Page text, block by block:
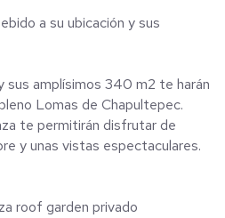
a su ubicación y sus
sus amplísimos 340 m2 te harán
Lomas de Chapultepec.
te permitirán disfrutar de
y unas vistas espectaculares.
roof garden privado